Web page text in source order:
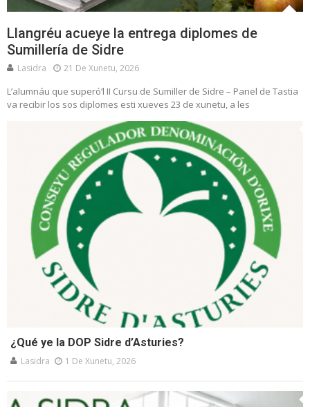
Llangréu acueye la entrega diplomes de
Sumillería de Sidre
Lasidra 21 De Xunetu, 2026
L’alumnáu que superó’l II Cursu de Sumiller de Sidre – Panel de Tastia
va recibir los sos diplomes esti xueves 23 de xunetu, a les
¿Qué ye la DOP Sidre d’Asturies?
Lasidra 1 De Xunetu, 2026